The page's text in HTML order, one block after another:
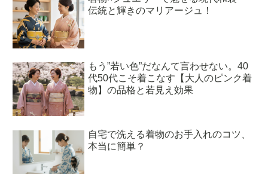
伝統と輝きのマリアージュ！
もう”若い色”だなんて言わせない。40
代50代こそ着こなす【大人のピンク着
物】の品格と若見え効果
自宅で洗える着物のお手入れのコツ、
本当に簡単？